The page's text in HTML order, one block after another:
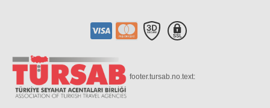
footer.tursab.no.text: